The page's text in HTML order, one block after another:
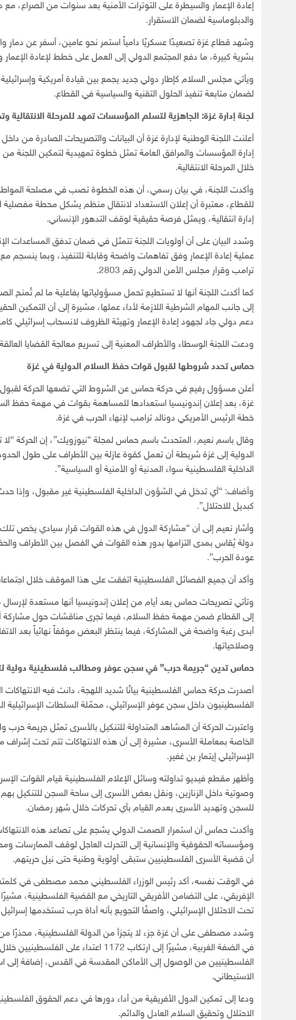
إعادة الإعمار والسيطرة على التوترات الأمنية بعد سنوات من الصراع،
والدبلوماسية لضمان الاستقرار.
وشهد قطاع غزة تصعيدًا عسكريًا دامياً استمر نحو عامين، أسفر عن دمار
بشرية كبيرة، ما دفع المجتمع الدولي إلى العمل على خطط لإعادة
ويأتي مجلس السلام كإطار دولي جديد يجمع بين قيادة أمريكية
لضمان متابعة تنفيذ الحلول التقنية والسياسية في القطاع.
لجنة إدارة غزة: الجاهزية لتسلم المؤسسات تمهد للمرحلة الانتقالية
أعلنت اللجنة الوطنية لإدارة غزة أن البيانات والتصريحات الصادرة من
إدارة المؤسسات والمرافق العامة تمثل خطوة تمهيدية لتمكين اللجنة من
خلال المرحلة الانتقالية.
وأكدت اللجنة، في بيان رسمي، أن هذه الخطوة تصب في مصلحة
للقطاع، معتبرة أن إعلان الاستعداد لانتقال منظم يشكل محطة مفصلية
إدارة انتقالية، ويمثل فرصة حقيقية لوقف التدهور الإنساني.
وشدد البيان على أن أولويات اللجنة تتمثل في ضمان تدفق المساعدات
عملية إعادة الإعمار وفق تفاهمات واضحة وقابلة للتنفيذ، وبما ينسجم
ترامب وقرار مجلس الأمن الدولي رقم 2803.
كما أكدت اللجنة أنها لا تستطيع تحمل مسؤولياتها بفاعلية ما لم تُمنح
إلى جانب المهام الشرطية اللازمة لأداء عملها، مشيرة إلى أن التمكين
دعم دولي جاد لجهود إعادة الإعمار وتهيئة الظروف لانسحاب إسرائيلي
ودعت اللجنة الوسطاء والأطراف المعنية إلى تسريع معالجة القضايا
حماس تحدد شروطها لقبول قوات حفظ السلام الدولية في غزة
أعلن مسؤول رفيع في حركة حماس عن الشروط التي تضعها الحركة
غزة، بعد إعلان إندونيسيا استعدادها للمساهمة بقوات في مهمة حفظ
خطة الرئيس الأمريكي دونالد ترامب لإنهاء الحرب في غزة.
وقال باسم نعيم، المتحدث باسم حماس لمجلة “نيوزويك”، إن الحركة
الدولية إلى غزة شريطة أن تعمل كقوة عازلة بين الأطراف على طول
الداخلية الفلسطينية سواء المدنية أو الأمنية أو السياسية”.
وأضاف: “أي تدخل في الشؤون الداخلية الفلسطينية غير مقبول، وإذا
كبديل للاحتلال”.
وأشار نعيم إلى أن “مشاركة الدول في هذه القوات قرار سيادي يخص تلك
دولة يُقاس بمدى التزامها بدور هذه القوات في الفصل بين الأطراف
عودة الحرب”.
وأكد أن جميع الفصائل الفلسطينية اتفقت على هذا الموقف خلال
وتأتي تصريحات حماس بعد أيام من إعلان إندونيسيا أنها مستعدة
أبدى رغبة واضحة في المشاركة، فيما ينتظر البعض موقفاً نهائياً بعد
وصلاحياتها.
حماس تدين “جريمة حرب” في سجن عوفر ومطالب فلسطينية دولية
أصدرت حركة حماس الفلسطينية بيانًا شديد اللهجة، دانت فيه
الفلسطينيون داخل سجن عوفر الإسرائيلي، محمّلة السلطات الإسرائيلية
واعتبرت الحركة أن المشاهد المتداولة للتنكيل بالأسرى تمثل جريمة حرب
الخاصة بمعاملة الأسرى، مشيرة إلى أن هذه الانتهاكات تتم تحت إشراف
الإسرائيلي إيتمار بن غفير.
وأظهر مقطع فيديو تداولته وسائل الإعلام الفلسطينية قيام القوات
وصوتية داخل الزنازين، ونقل بعض الأسرى إلى ساحة السجن للتنكيل بهم،
للسجن وتهديد الأسرى بعدم القيام بأي تحركات خلال شهر رمضان.
وأكدت حماس أن استمرار الصمت الدولي يشجع على تصاعد هذه
ومؤسساته الحقوقية والإنسانية إلى التحرك العاجل لوقف الممارسات
أن قضية الأسرى الفلسطينيين ستبقى أولوية وطنية حتى نيل حريتهم.
الإفريقي، على التضامن الأفريقي التاريخي مع القضية الفلسطينية،
تحت الاحتلال الإسرائيلي، واصفًا التجويع بأنه أداة حرب تستخدمها
وشدد مصطفى على أن غزة جزء لا يتجزأ من الدولة الفلسطينية، محذرًا من
في الضفة الغربية، مشيرًا إلى ارتكاب 1172
الفلسطينيين من الوصول إلى الأماكن المقدسة في القدس، إضافة إلى
الاستيطاني.
ودعا إلى تمكين الدول الأفريقية من أداء دورها في دعم الحقوق
الاحتلال وتحقيق السلام العادل والدائم.